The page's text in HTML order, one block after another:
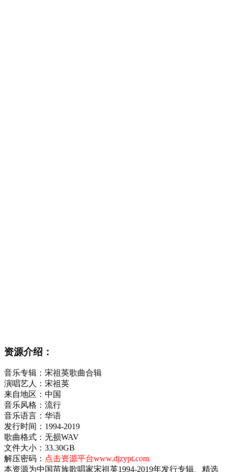
资源介绍：
音乐专辑：宋祖英歌曲合辑
演唱艺人：宋祖英
来自地区：中国
音乐风格：流行
音乐语言：华语
发行时间：1994-2019
歌曲格式：无损WAV
文件大小：33.30GB
解压密码： 点击资源平台www.djzypt.com
本资源为中国苗族歌唱家宋祖英1994-2019年发行专辑、精选